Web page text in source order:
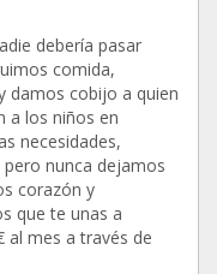
debería pasar
comida,
damos cobijo a quien
a los niños en
necesidades,
nunca dejamos
corazón y
que te unas a
al mes a través de